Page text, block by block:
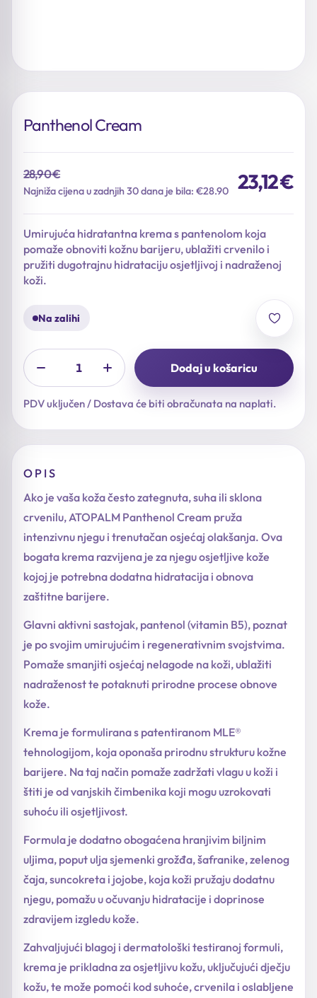
Panthenol Cream
28,90€
Najniža cijena u zadnjih 30 dana je bila: €28.90
Izvorna
je:
28,90 €.
23,12€
Trenutna
23,12 €.
Umirujuća hidratantna krema s pantenolom koja
pomaže obnoviti kožnu barijeru, ublažiti crvenilo i
pružiti dugotrajnu hidrataciju osjetljivoj i nadraženoj
koži.
Na zalihi
Dodaj u košaricu
PDV uključen / Dostava će biti obračunata na naplati.
OPIS
Ako je vaša koža često zategnuta, suha ili sklona
crvenilu, ATOPALM Panthenol Cream pruža
intenzivnu njegu i trenutačan osjećaj olakšanja. Ova
bogata krema razvijena je za njegu osjetljive kože
kojoj je potrebna dodatna hidratacija i obnova
zaštitne barijere.
Glavni aktivni sastojak, pantenol (vitamin B5), poznat
je po svojim umirujućim i regenerativnim svojstvima.
Pomaže smanjiti osjećaj nelagode na koži, ublažiti
nadraženost te potaknuti prirodne procese obnove
kože.
Krema je formulirana s patentiranom MLE®
tehnologijom, koja oponaša prirodnu strukturu kožne
barijere. Na taj način pomaže zadržati vlagu u koži i
štiti je od vanjskih čimbenika koji mogu uzrokovati
suhoću ili osjetljivost.
Formula je dodatno obogaćena hranjivim biljnim
uljima, poput ulja sjemenki grožđa, šafranike, zelenog
čaja, suncokreta i jojobe, koja koži pružaju dodatnu
njegu, pomažu u očuvanju hidratacije i doprinose
zdravijem izgledu kože.
Zahvaljujući blagoj i dermatološki testiranoj formuli,
krema je prikladna za osjetljivu kožu, uključujući dječju
kožu, te može pomoći kod suhoće, crvenila i oslabljene